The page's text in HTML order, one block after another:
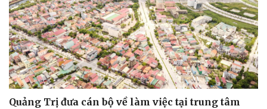
Hạt giống tâm hồn
Quảng Trị đưa cán bộ về làm việc tại trung tâm